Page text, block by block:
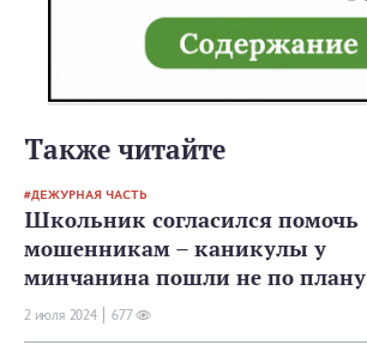
Также читайте
ДЕЖУРНАЯ ЧАСТЬ
Школьник согласился помочь
мошенникам – каникулы у
минчанина пошли не по плану
2 июля 2024 677